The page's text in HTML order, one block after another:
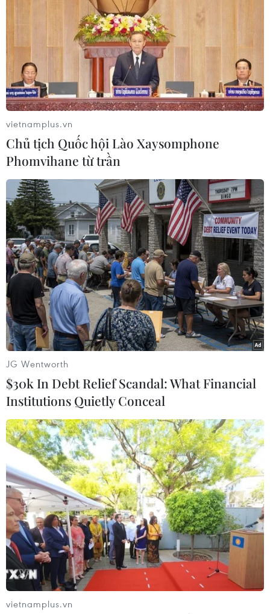
Porsche thu hồi hàng trăm xe sang tại thị
trường Trung Quốc
04/04/2021 11:35
Các xe thuộc những dòng 911, Boxster, Cayman và
Taycan của Porsche sản xuất trong giai đoạn từ 14/10-
23/12/2020 bị thu hồi do lỗi thiết kế liên quan đến các
bộ phận giảm xóc có thể gây nguy hiểm.
Hãng chế tạo ôtô Tesla triệu hồi hơn
26.000 xe do lỗi phần mềm
09/02/2022 14:47
Đợt triệu hồi ảnh hưởng đến một số mẫu xe như Model
3, Model S, Model X phiên bản 2021-2022 và Model Y
phiên bản 2020-2022 do không đáp ứng các tiêu chuẩn
an toàn của liên bang.
vietnamplus.vn
Chủ tịch Quốc hội Lào Xaysomphone
Phomvihane từ trần
JG Wentworth
$30k In Debt Relief Scandal: What Financial
Institutions Quietly Conceal
vietnamplus.vn